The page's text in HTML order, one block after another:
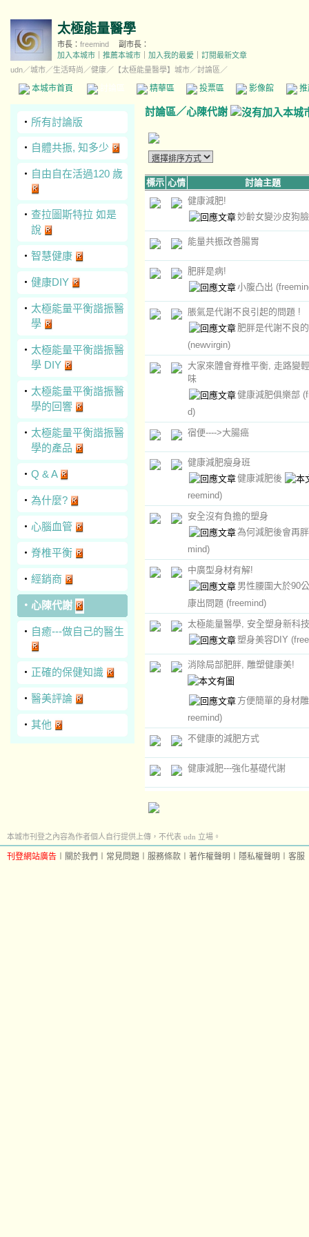
太極能量醫學
市長： freemind
副市長：
加入本城市
推薦本城市 加入我的最愛
訂閱最新文章
udn／城市／生活時尚 ／健康／ 【太極能量醫學】城市／討論區／
本城市首頁 精華區 投票區 影像館
‧ 所有討論版
‧ 自體共振, 知多少
‧ 自由自在活過120 歲
‧ 查拉圖斯特拉 如是
說
‧ 智慧健康
‧ 健康DIY
‧ 太極能量平衡諧振醫
學
‧ 太極能量平衡諧振醫
學 DIY
‧ 太極能量平衡諧振醫
學的回響
‧ 太極能量平衡諧振醫
學的產品
‧ Q & A
‧ 為什麼?
‧ 心腦血管
‧ 脊椎平衡
‧ 經銷商
‧ 心陳代謝
‧ 自癒---做自己的醫生
‧ 正確的保健知識
‧ 醫美評論
‧ 其他
討論區／心陳代謝
標示 心情
討論主題
健康減肥!
妙齡女變沙皮狗
能量共振改善腸胃
肥胖是病!
小腹凸出
脹氣是代謝不良引起的問題 !
肥胖是代謝不良
(newvirgin)
大家來體會脊椎平衡, 走路變
味
健康減肥俱樂部
d)
宿便---->大腸癌
健康減肥瘦身班
健康減肥後
reemind)
安全沒有負擔的塑身
為何減肥後會再
mind)
中廣型身材有解!
男性腰圍大於90
康出問題 (freemind)
太極能量醫學, 安全塑身新科
塑身美容DIY
消除局部肥胖, 雕塑健康美!
方便簡單的身材
reemind)
不健康的減肥方式
健康減肥---強化基礎代謝
本城市刊登之內容為作者個人自行提供上傳，不代表 udn 立場。
刊登網站廣告 關於我們 常見問題 服務條款 著作權聲明 隱私權聲明 客服